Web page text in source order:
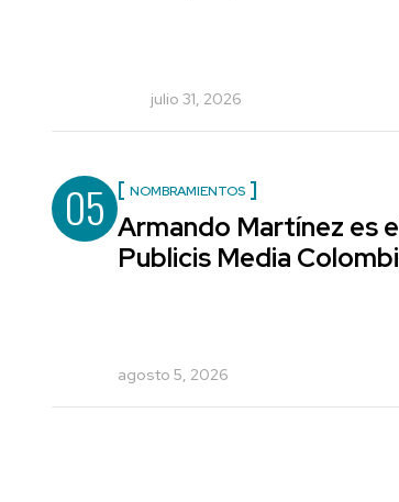
julio 31, 2026
05 NOMBRAMIENTOS
Armando Martínez es
Publicis Media
agosto 5, 2026